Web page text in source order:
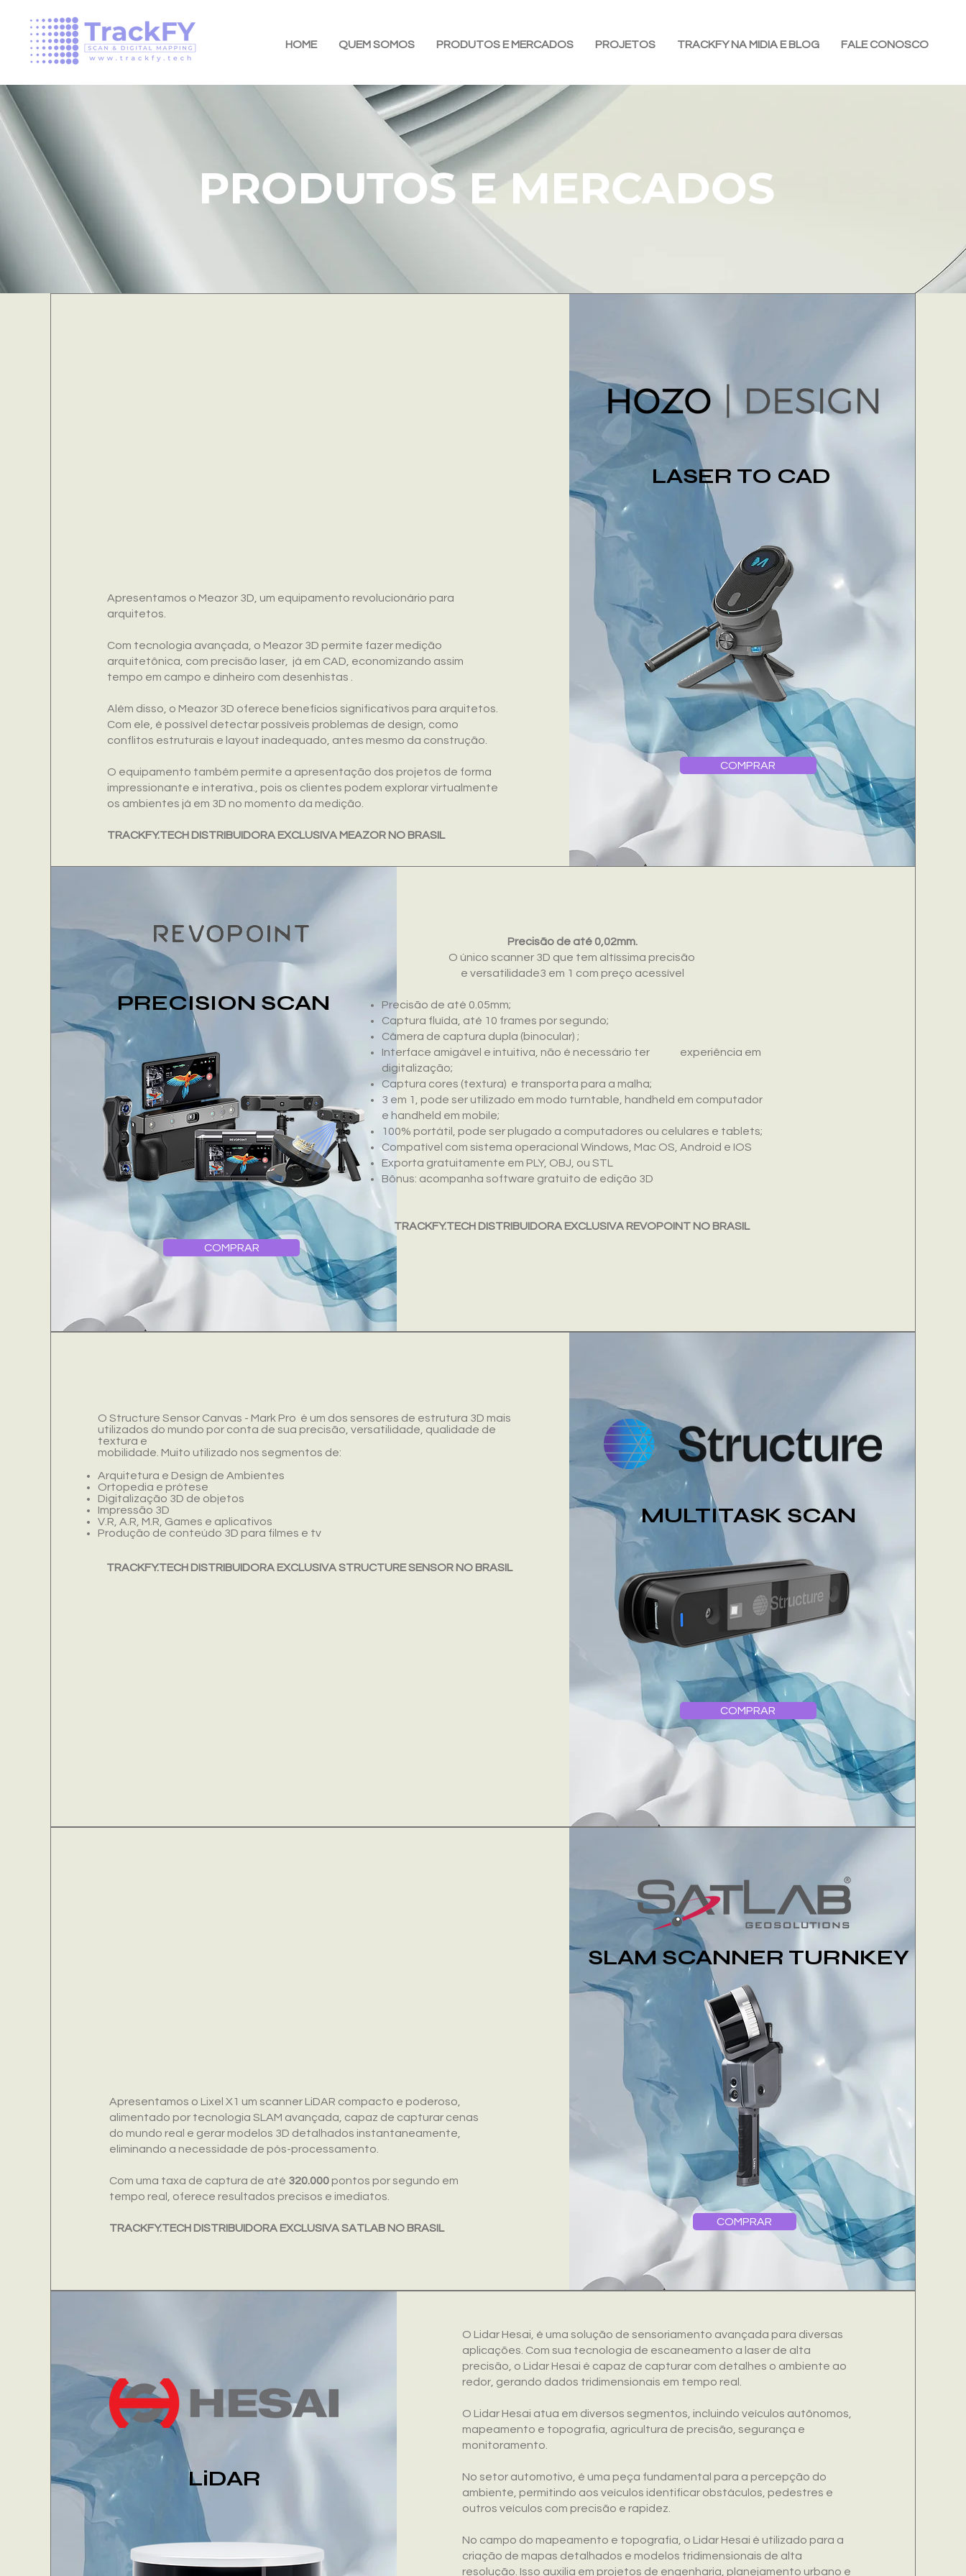
HOME QUEM SOMOS PRODUTOS E MERCADOS PROJETOS TRACKFY NA MIDIA E BLOG FALE CONOSCO
PRODUTOS E MERCADOS
Apresentamos o Meazor 3D, um equipamento revolucionário para
arquitetos.
Com tecnologia avançada, o Meazor 3D permite fazer medição
arquitetônica, com precisão laser, já em CAD, economizando assim
tempo em campo e dinheiro com desenhistas .
Além disso, o Meazor 3D oferece benefícios significativos para arquitetos.
Com ele, é possível detectar possíveis problemas de design, como
conflitos estruturais e layout inadequado, antes mesmo da construção.
O equipamento também permite a apresentação dos projetos de forma
impressionante e interativa., pois os clientes podem explorar virtualmente
os ambientes já em 3D no momento da medição.
TRACKFY.TECH DISTRIBUIDORA EXCLUSIVA MEAZOR NO BRASIL
LASER TO CAD
COMPRAR
PRECISION SCAN
COMPRAR
Precisão de até 0,02mm.
O único scanner 3D que tem altíssima precisão
e versatilidade​​3 em 1 com preço acessível
Precisão de até 0.05mm;
Captura fluída, até 10 frames por segundo;
Câmera de captura dupla (binocular) ;
Interface amigável e intuitiva, não é necessário ter experiência em
digitalização;
Captura cores (textura) e transporta para a malha;
3 em 1, pode ser utilizado em modo turntable, handheld em computador
e handheld em mobile;
100% portátil, pode ser plugado a computadores ou celulares e tablets;
Compatível com sistema operacional Windows, Mac OS, Android e IOS
Exporta gratuitamente em PLY, OBJ, ou STL
Bônus: acompanha software gratuito de edição 3D
TRACKFY.TECH DISTRIBUIDORA EXCLUSIVA REVOPOINT NO BRASIL
O Structure Sensor Canvas - Mark Pro é um dos sensores de estrutura 3D mais
utilizados do mundo por conta de sua precisão, versatilidade, qualidade de
textura e
mobilidade. Muito utilizado nos segmentos de:
Arquitetura e Design de Ambientes
Ortopedia e prótese
Digitalização 3D de objetos
Impressão 3D
V.R, A.R, M.R, Games e aplicativos
Produção de conteúdo 3D para filmes e tv
TRACKFY.TECH DISTRIBUIDORA EXCLUSIVA STRUCTURE SENSOR NO BRASIL
MULTITASK SCAN
COMPRAR
Apresentamos o Lixel X1 um scanner LiDAR compacto e poderoso,
alimentado por tecnologia SLAM avançada, capaz de capturar cenas
do mundo real e gerar modelos 3D detalhados instantaneamente,
eliminando a necessidade de pós-processamento.
Com uma taxa de captura de até 320.000 pontos por segundo em
tempo real, oferece resultados precisos e imediatos.
TRACKFY.TECH DISTRIBUIDORA EXCLUSIVA SATLAB NO BRASIL
SLAM SCANNER TURNKEY
COMPRAR
LiDAR
O Lidar Hesai, é uma solução de sensoriamento avançada para diversas
aplicações. Com sua tecnologia de escaneamento a laser de alta
precisão, o Lidar Hesai é capaz de capturar com detalhes o ambiente ao
redor, gerando dados tridimensionais em tempo real.
O Lidar Hesai atua em diversos segmentos, incluindo veículos autônomos,
mapeamento e topografia, agricultura de precisão, segurança e
monitoramento.
No setor automotivo, é uma peça fundamental para a percepção do
ambiente, permitindo aos veículos identificar obstáculos, pedestres e
outros veículos com precisão e rapidez.
No campo do mapeamento e topografia, o Lidar Hesai é utilizado para a
criação de mapas detalhados e modelos tridimensionais de alta
resolução. Isso auxilia em projetos de engenharia, planejamento urbano e